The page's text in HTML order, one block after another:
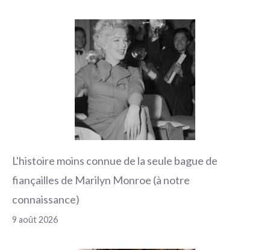
L'histoire moins connue de la seule bague de
fiançailles de Marilyn Monroe (à notre
connaissance)
9 août 2026